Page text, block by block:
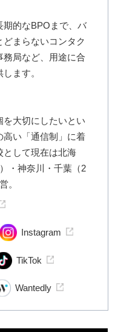
期的なBPOまで、バ
どまらないコンタク
務局など、用途に合
ます。
大切にしたいとい
高い「通信制」に着
として現在は北海
・神奈川・千葉（2
。
Instagram
TikTok
Wantedly